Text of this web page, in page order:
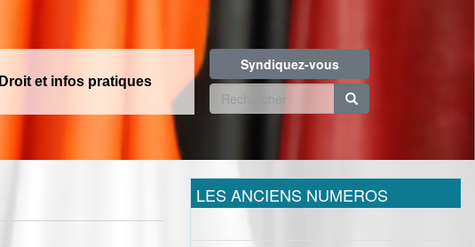
Droit et infos pratiques
Syndiquez-vous
Formulaire
recherche
LES ANCIENS NUMEROS